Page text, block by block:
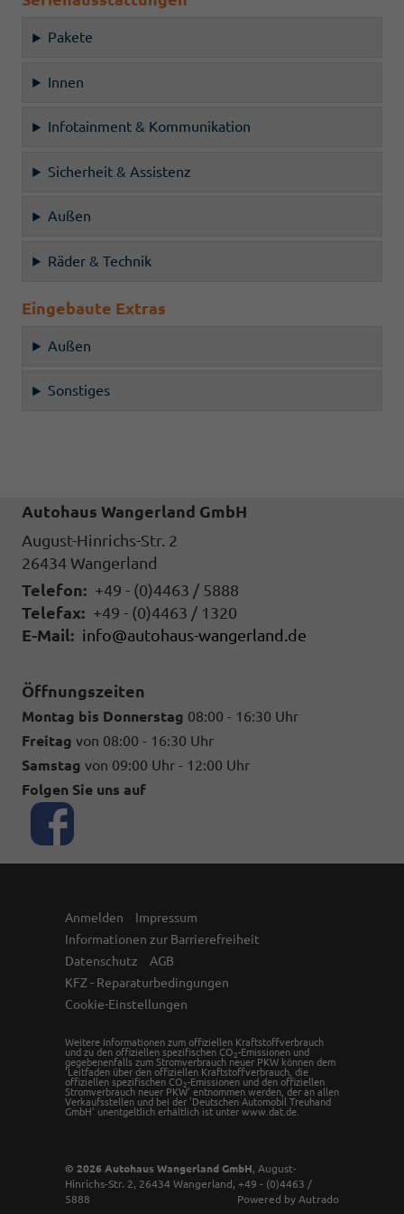
Pakete
Innen
Infotainment & Kommunikation
Sicherheit & Assistenz
Außen
Räder & Technik
Eingebaute Extras
Außen
Sonstiges
Autohaus Wangerland GmbH
August-Hinrichs-Str. 2
26434 Wangerland
Telefon: +49 - (0)4463 / 5888
Telefax: +49 - (0)4463 / 1320
E-Mail: info@autohaus-wangerland.de
Öffnungszeiten
Montag bis Donnerstag 08:00 - 16:30 Uhr
Freitag von 08:00 - 16:30 Uhr
Samstag von 09:00 Uhr - 12:00 Uhr
Folgen Sie uns auf
Anmelden
Impressum
Informationen zur Barrierefreiheit
Datenschutz
AGB
KFZ - Reparaturbedingungen
Cookie-Einstellungen
Weitere Informationen zum offiziellen Kraftstoffverbrauch
und zu den offiziellen spezifischen CO 2-Emissionen und
gegebenenfalls zum Stromverbrauch neuer PKW können dem
'Leitfaden über den offiziellen Kraftstoffverbrauch, die
offiziellen spezifischen CO 2-Emissionen und den offiziellen
Stromverbrauch neuer PKW' entnommen werden, der an allen
Verkaufsstellen und bei der 'Deutschen Automobil Treuhand
GmbH' unentgeltlich erhältlich ist unter www.dat.de.
© 2026 Autohaus Wangerland GmbH, August-
Hinrichs-Str. 2, 26434 Wangerland, +49 - (0)4463 /
5888
Powered by Autrado